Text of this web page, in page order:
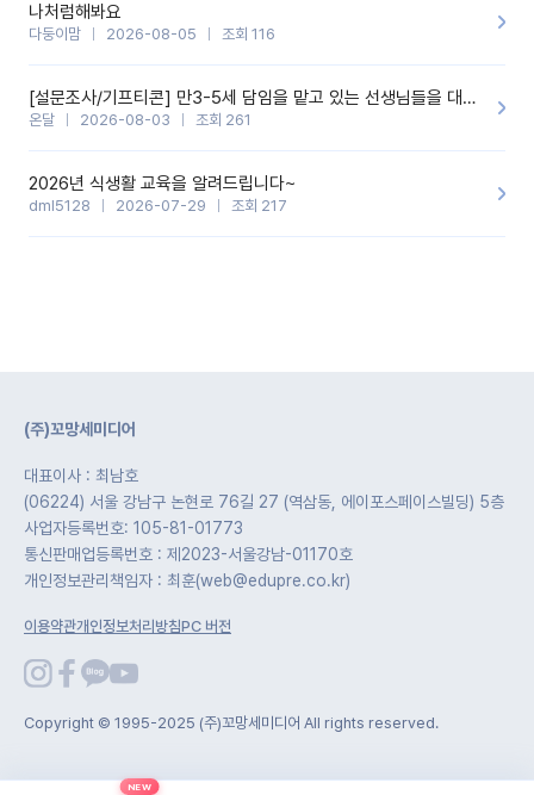
나처럼해봐요
다둥이맘 2026-08-05 조회 116
[설문조사/기프티콘] 만3-5세 담임을 맡고 있는 선생님들을 대상으로 설문조사를 합니다!
온달 2026-08-03 조회 261
2026년 식생활 교육을 알려드립니다~
dml5128 2026-07-29 조회 217
(주)꼬망세미디어
대표이사 : 최남호
(06224) 서울 강남구 논현로 76길 27 (역삼동, 에이포스페이스빌딩) 5층
사업자등록번호: 105-81-01773
통신판매업등록번호 : 제2023-서울강남-01170호
개인정보관리책임자 : 최훈(web@edupre.co.kr)
이용약관개인정보처리방침PC 버전
Copyright © 1995-2025 (주)꼬망세미디어 All rights reserved.
NEW